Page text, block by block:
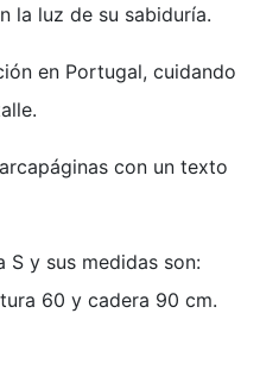
la luz de su sabiduría.
en Portugal, cuidando
con un texto
S y sus medidas son:
60 y cadera 90 cm.